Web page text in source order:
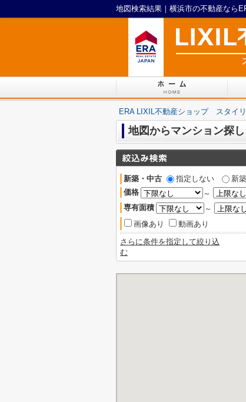
地図検索結果｜横浜市の不動産なら
ERA LIXIL不動産ショップ スタイ
地図からマンション探し
新築・中古 指定しない 新築
価格
～
専有面積
～
画像あり
動画あり
さらに条件を指定して絞り込
む